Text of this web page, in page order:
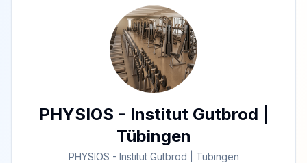
PHYSIOS - Institut Gutbrod |
Tübingen
PHYSIOS - Institut Gutbrod | Tübingen